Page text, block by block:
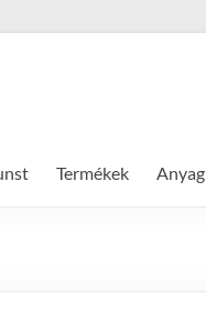
Termékek Anyag